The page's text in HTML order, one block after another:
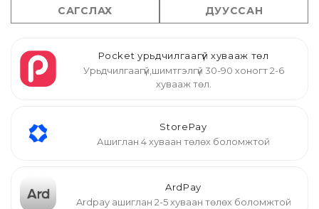
САГСЛАХ ДУУССАН
Pocket урьдчилгаагүй хувааж төл
Урьдчилгаагүй,шимтгэлгүй 30-90 хоногт 2-6
хувааж төл.
StorePay
Ашиглан 4 хуваан төлөх боломжтой
ArdPay
Ardpay ашиглан 2-5 хуваан төлөх боломжтой